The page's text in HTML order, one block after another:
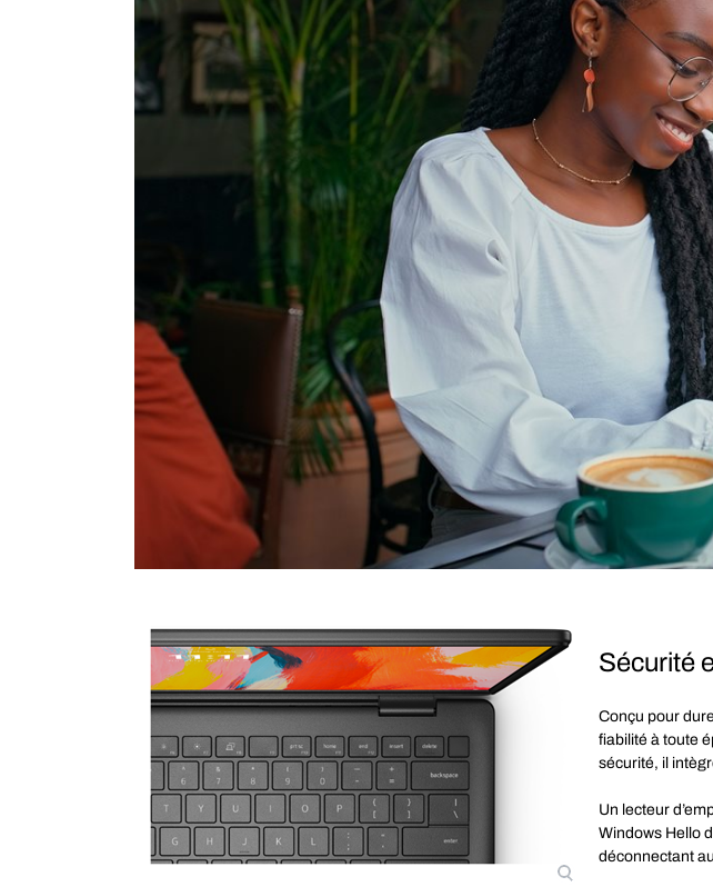
Sécurité
Conçu pour
fiabilité à toute
sécurité, il
Un lecteur
Windows Hello
déconnectant